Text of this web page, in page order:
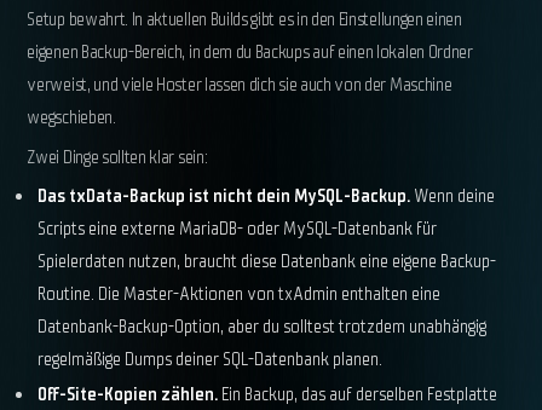
Setup bewahrt. In aktuellen Builds gibt es in den Einstellungen einen
eigenen Backup-Bereich, in dem du Backups auf einen lokalen Ordner
verweist, und viele Hoster lassen dich sie auch von der Maschine
wegschieben.
Zwei Dinge sollten klar sein:
Das txData-Backup ist nicht dein MySQL-Backup.Wenn deine
Scripts eine externe MariaDB- oder MySQL-Datenbank für
Spielerdaten nutzen, braucht diese Datenbank eine eigene Backup-
Routine. Die Master-Aktionen von txAdmin enthalten eine
Datenbank-Backup-Option, aber du solltest trotzdem unabhängig
regelmäßige Dumps deiner SQL-Datenbank planen.
Off-Site-Kopien zählen.Ein Backup, das auf derselben Festplatte